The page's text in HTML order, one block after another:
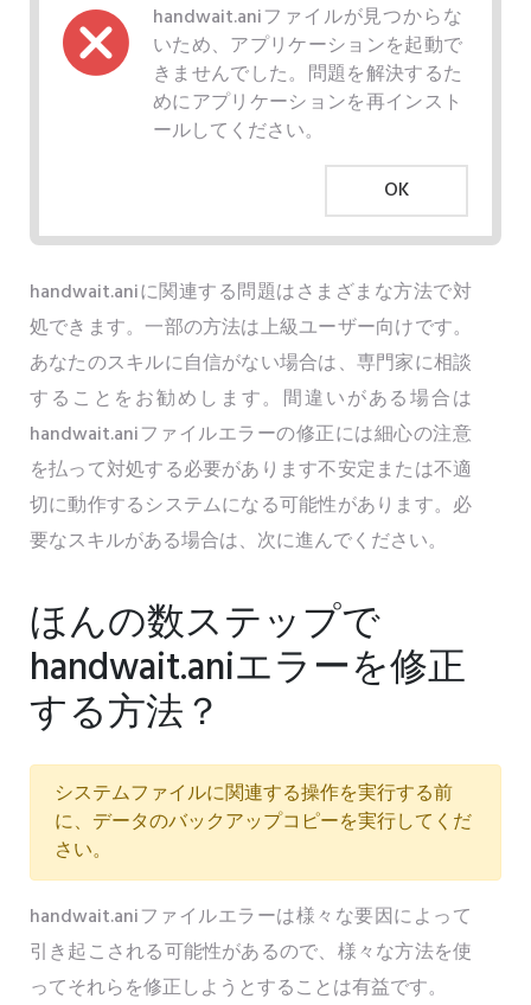
handwait.aniファイルが見つからな
いため、アプリケーションを起動で
きませんでした。問題を解決するた
めにアプリケーションを再インスト
ールしてください。
OK
handwait.aniに関連する問題はさまざまな方法で対
処できます。一部の方法は上級ユーザー向けです。
あなたのスキルに自信がない場合は、専門家に相談
することをお勧めします。間違いがある場合は
handwait.aniファイルエラーの修正には細心の注意
を払って対処する必要があります不安定または不適
切に動作するシステムになる可能性があります。必
要なスキルがある場合は、次に進んでください。
ほんの数ステップで
handwait.aniエラーを修正
する方法？
システムファイルに関連する操作を実行する前
に、データのバックアップコピーを実行してくだ
さい。
handwait.aniファイルエラーは様々な要因によって
引き起こされる可能性があるので、様々な方法を使
ってそれらを修正しようとすることは有益です。